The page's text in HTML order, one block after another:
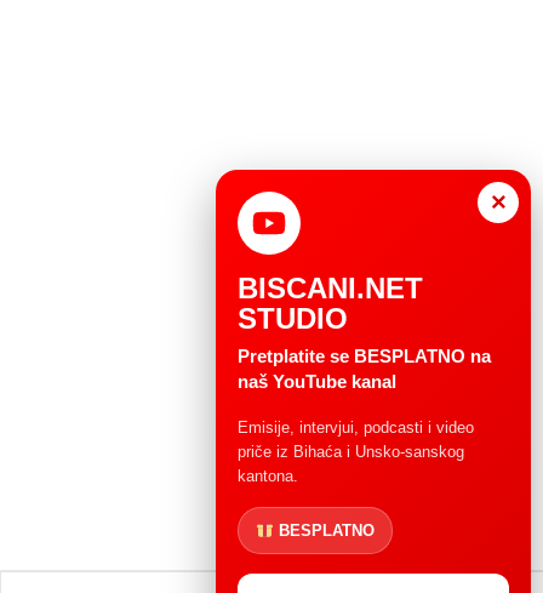
×
BISCANI.NET
STUDIO
Pretplatite se BESPLATNO na
naš YouTube kanal
Emisije, intervjui, podcasti i video
priče iz Bihaća i Unsko-sanskog
kantona.
BESPLATNO